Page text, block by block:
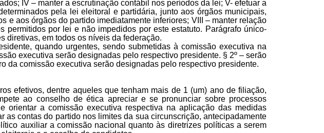
IV – manter a escrutinação contábil nos períodos da lei; V- efetuar a
pela lei eleitoral e partidária, junto aos órgãos municipais,
aos órgãos do partido imediatamente inferiores; VIII – manter relação
por lei e não impedidos por este estatuto. Parágrafo único-
diretivas, em todos os níveis da federação.
quando urgentes, sendo submetidas à comissão executiva na
executiva serão designadas pelo respectivo presidente. § 2º – serão
da comissão executiva serão designadas pelo respectivo presidente.
efetivos, dentre aqueles que tenham mais de 1 (um) ano de filiação,
ao conselho de ética apreciar e se pronunciar sobre processos
a comissão executiva respectiva na aplicação das medidas
contas do partido nos limites da sua circunscrição, antecipadamente
auxiliar a comissão nacional quanto às diretrizes políticas a serem